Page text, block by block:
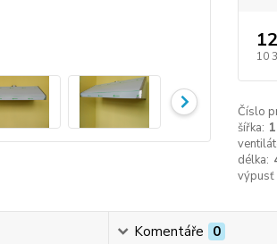
10
Číslo
šířka:
délka:
výpusť
Komentáře 0